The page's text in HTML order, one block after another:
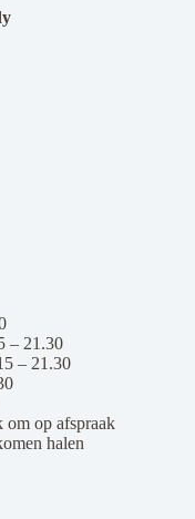
– 21.30
– 21.30
om op afspraak
halen